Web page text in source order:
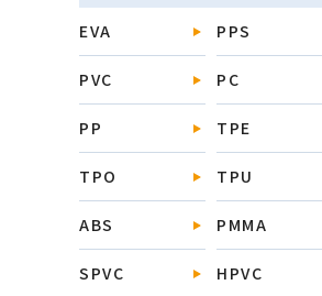
EVA PPS
PVC PC
PP TPE
TPO TPU
ABS PMMA
SPVC HPVC